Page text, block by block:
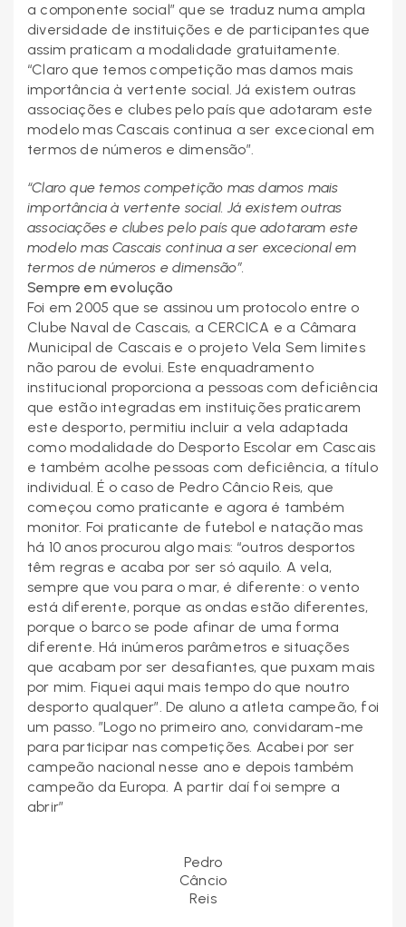
a componente social” que se traduz numa ampla
diversidade de instituições e de participantes que
assim praticam a modalidade gratuitamente.
“Claro que temos competição mas damos mais
importância à vertente social. Já existem outras
associações e clubes pelo país que adotaram este
modelo mas Cascais continua a ser excecional em
termos de números e dimensão”.
“Claro que temos competição mas damos mais
importância à vertente social. Já existem outras
associações e clubes pelo país que adotaram este
modelo mas Cascais continua a ser excecional em
termos de números e dimensão”.
Sempre em evolução
Foi em 2005 que se assinou um protocolo entre o
Clube Naval de Cascais, a CERCICA e a Câmara
Municipal de Cascais e o projeto Vela Sem limites
não parou de evolui. Este enquadramento
institucional proporciona a pessoas com deficiência
que estão integradas em instituições praticarem
este desporto, permitiu incluir a vela adaptada
como modalidade do Desporto Escolar em Cascais
e também acolhe pessoas com deficiência, a título
individual. É o caso de Pedro Câncio Reis, que
começou como praticante e agora é também
monitor. Foi praticante de futebol e natação mas
há 10 anos procurou algo mais: “outros desportos
têm regras e acaba por ser só aquilo. A vela,
sempre que vou para o mar, é diferente: o vento
está diferente, porque as ondas estão diferentes,
porque o barco se pode afinar de uma forma
diferente. Há inúmeros parâmetros e situações
que acabam por ser desafiantes, que puxam mais
por mim. Fiquei aqui mais tempo do que noutro
desporto qualquer”. De aluno a atleta campeão, foi
um passo. ”Logo no primeiro ano, convidaram-me
para participar nas competições. Acabei por ser
campeão nacional nesse ano e depois também
campeão da Europa. A partir daí foi sempre a
abrir”
Pedro
Câncio
Reis